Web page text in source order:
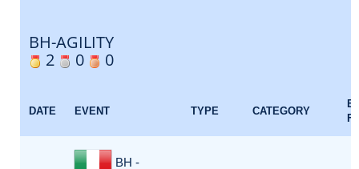
BH-AGILITY
2
0 0
DATE EVENT TYPE CATEGORY
BH -